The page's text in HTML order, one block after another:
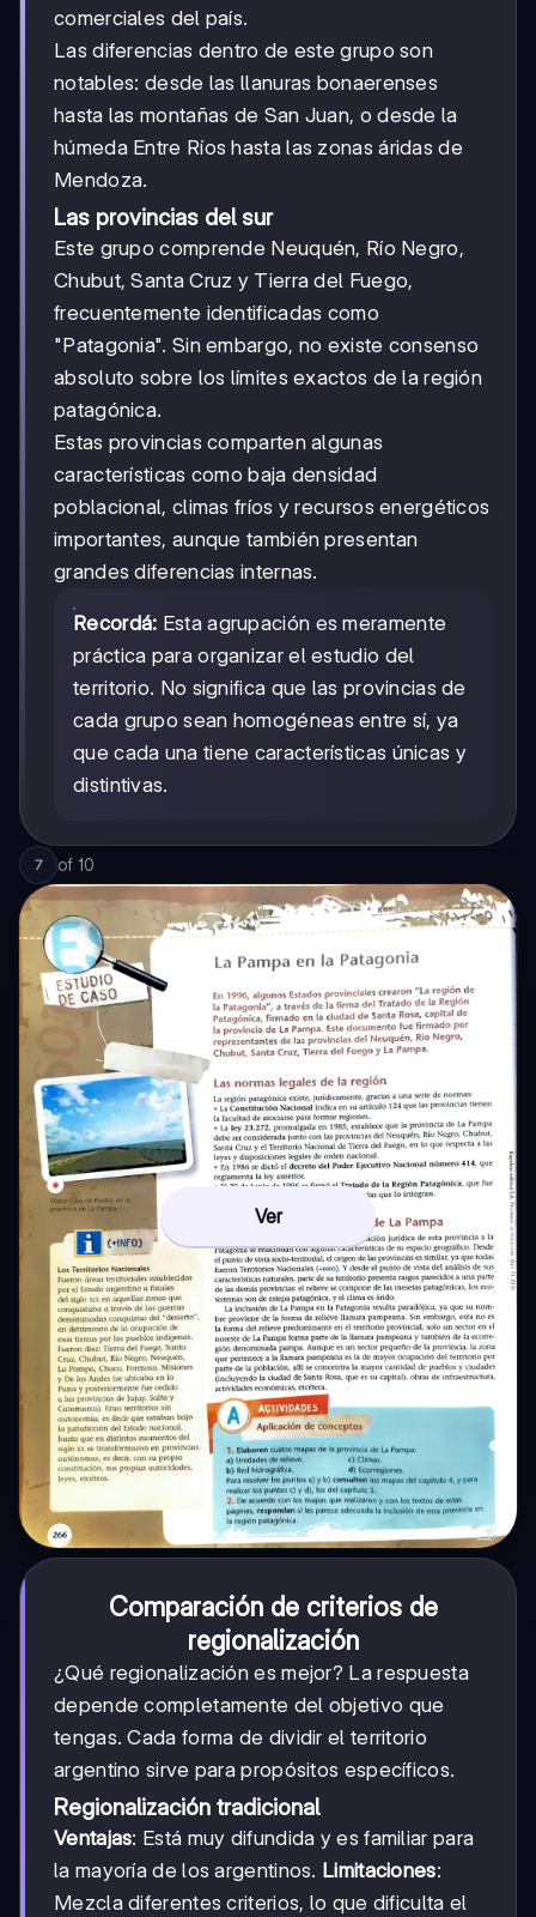
comerciales del país.
Las diferencias dentro de este grupo son
notables: desde las llanuras bonaerenses
hasta las montañas de San Juan, o desde la
húmeda Entre Ríos hasta las zonas áridas de
Mendoza.
Las provincias del sur
Este grupo comprende Neuquén, Río Negro,
Chubut, Santa Cruz y Tierra del Fuego,
frecuentemente identificadas como
"Patagonia". Sin embargo, no existe consenso
absoluto sobre los límites exactos de la región
patagónica.
Estas provincias comparten algunas
características como baja densidad
poblacional, climas fríos y recursos energéticos
importantes, aunque también presentan
grandes diferencias internas.
Recordá: Esta agrupación es meramente
práctica para organizar el estudio del
territorio. No significa que las provincias de
cada grupo sean homogéneas entre sí, ya
que cada una tiene características únicas y
distintivas.
7 of 10
Ver
Comparación de criterios de
regionalización
¿Qué regionalización es mejor? La respuesta
depende completamente del objetivo que
tengas. Cada forma de dividir el territorio
argentino sirve para propósitos específicos.
Regionalización tradicional
Ventajas: Está muy difundida y es familiar para
la mayoría de los argentinos. Limitaciones:
Mezcla diferentes criterios, lo que dificulta el